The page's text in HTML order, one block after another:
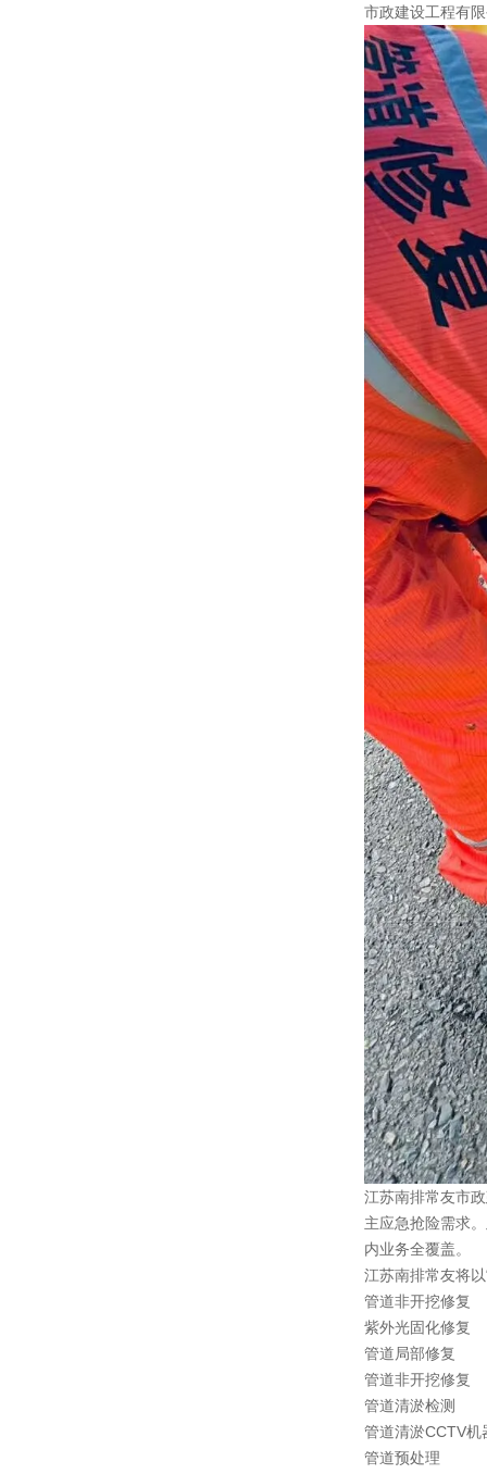
市政建设工程有
江苏南排常友市
主应急抢险需求
内业务全覆盖。
江苏南排常友将
管道非开挖修复
紫外光固化修复
管道局部修复
管道非开挖修复
管道清淤检测
管道清淤CCTV机
管道预处理